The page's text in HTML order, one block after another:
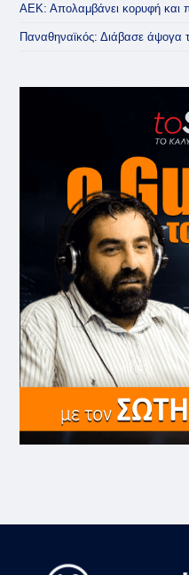
ΑΕΚ: Απολαμβάνει κορυφή και
Παναθηναϊκός: Διάβασε άψογα